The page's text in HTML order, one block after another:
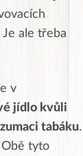
Je ale třeba
v
jídlo kvůli
tabáku.
Obě tyto